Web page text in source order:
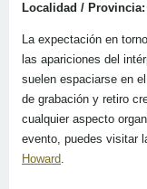
Localidad / Provincia:
La expectación en
las apariciones del
suelen espaciarse en
de grabación y retiro
cualquier aspecto
evento, puedes visitar
Howard.